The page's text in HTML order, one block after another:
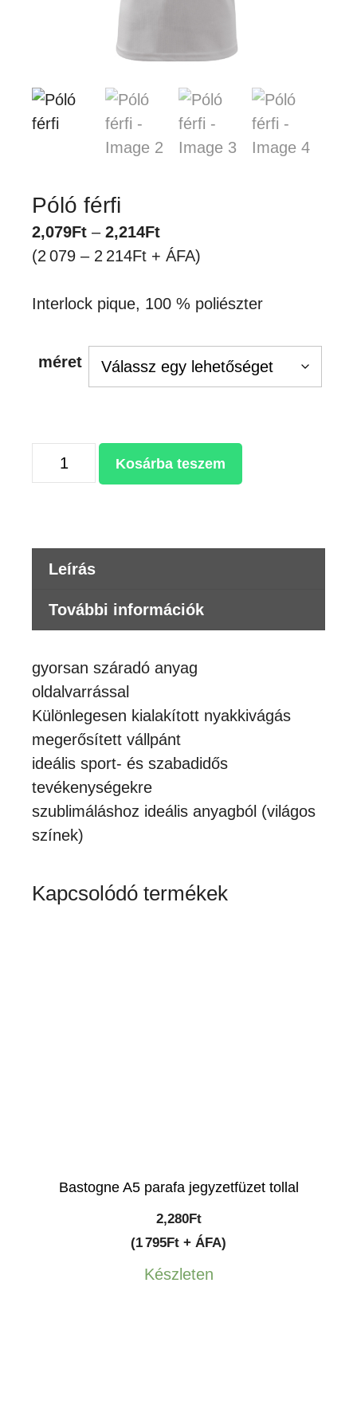
Póló férfi
2,079Ft – 2,214FtÁrtartomány:
2,079Ft
2,214Ft
(2 079 – 2 214Ft + ÁFA)
Interlock pique, 100 % poliészter
méret
Póló
férfi
Kosárba teszem
Leírás
További információk
gyorsan száradó anyag
oldalvarrással
Különlegesen kialakított nyakkivágás
megerősített vállpánt
ideális sport- és szabadidős
tevékenységekre
szublimáláshoz ideális anyagból (világos
színek)
Kapcsolódó termékek
Bastogne A5 parafa jegyzetfüzet tollal
2,280Ft
(1 795Ft + ÁFA)
Készleten